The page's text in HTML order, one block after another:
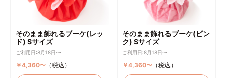
そのまま飾れるブーケ(レッ
ド) Sサイズ
ご利用日:8月18日〜
￥4,360〜（税込）
そのまま飾れるブーケ(ピン
ク) Sサイズ
ご利用日:8月18日〜
￥4,360〜 （税込）